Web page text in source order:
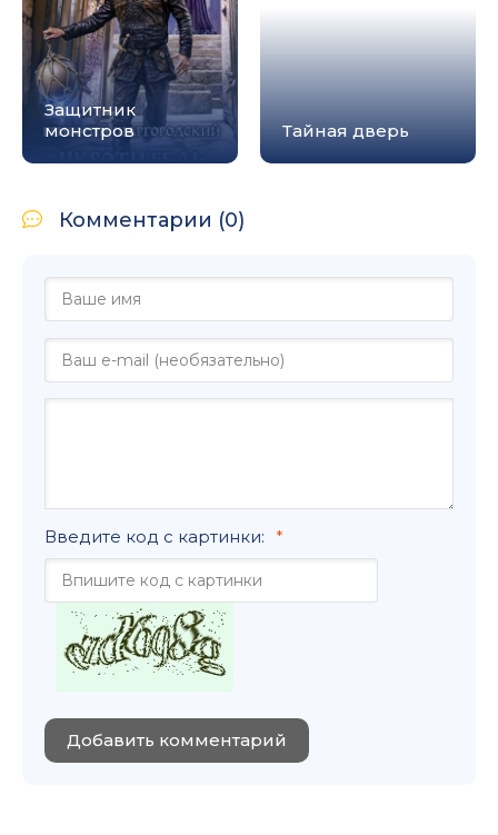
Защитник
монстров
Тайная дверь
Комментарии (0)
Введите код с картинки:
Добавить комментарий